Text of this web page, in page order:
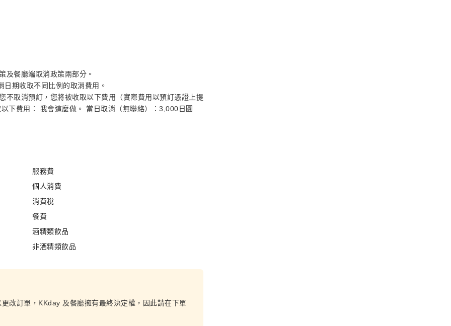
及餐廳端取消政策兩部分。
期收取不同比例的取消費用。
不取消預訂，您將被收取以下費用（實際費用以預訂憑證上提
下費用： 我會這麼做。 當日取消（無聯絡）：3,000日圓
服務費
個人消費
消費稅
餐費
酒精類飲品
非酒精類飲品
改訂單，KKday 及餐廳擁有最終決定權，因此請在下單